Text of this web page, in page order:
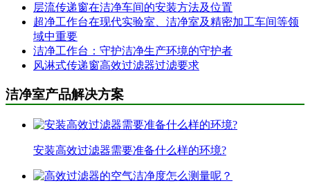
层流传递窗在洁净车间的安装方法及位置
超净工作台在现代实验室、洁净室及精密加工车间等领
域中重要
洁净工作台：守护洁净生产环境的守护者
风淋式传递窗高效过滤器过滤要求
洁净室产品解决方案
安装高效过滤器需要准备什么样的环境?